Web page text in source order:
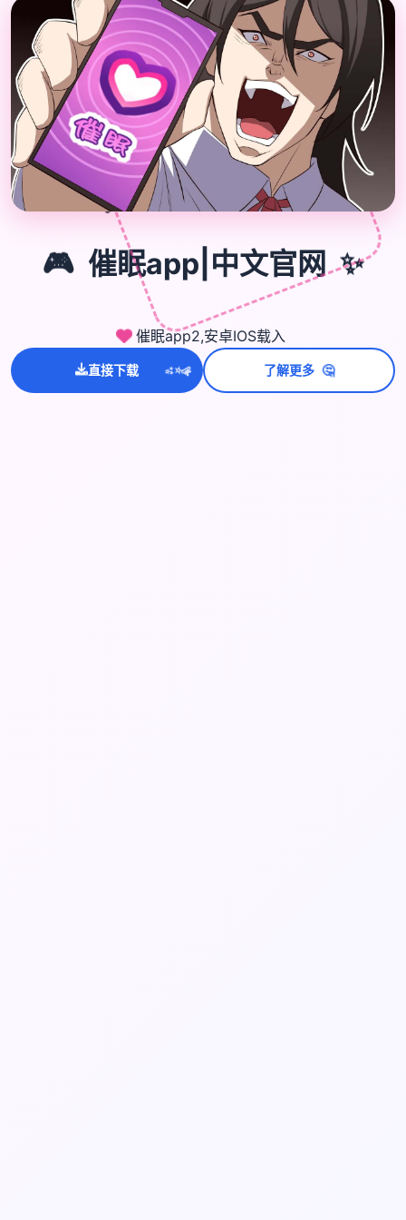
🎮
🎮 催眠app|中文官网 ✨
催眠app2,安卓IOS载入
直接下载 ✨⭐💫 了解更多 🤔